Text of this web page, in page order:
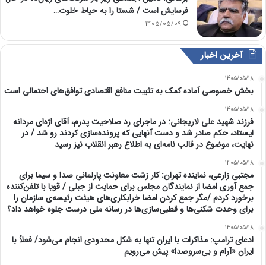
فرسایش است / شستا را به حیاط خلوت…
1405/05/09
آخرین اخبار
1405/05/18
بخش خصوصی آماده کمک به تثبیت منافع اقتصادی توافق‌های احتمالی است
1405/05/18
فرزند شهید علی لاریجانی: در ماجرای رد صلاحیت پدرم، آقای اژه‌ای مردانه
ایستاد، حکم صادر شد و دست آنهایی که پرونده‌سازی کردند رو شد / در
نهایت، موضوع در قالب نامه‌ای به اطلاع رهبر انقلاب نیز رسید
1405/05/18
مجتبی زارعی، نماینده تهران: کار زشت معاونت پارلمانی صدا و سیما برای
جمع آوری امضا از نمایندگان مجلس برای حمایت از جبلی / قویا با تلفن‌کننده
برخورد کردم /مگر جمع کردن امضا خرابکاری‌های هیئت رئیسه‌ی سازمان را
برای وحدت شکنی‌ها و قطبی‌سازی‌ها در رسانه ملی درست جلوه خواهد داد؟
1405/05/18
ادعای ترامپ: مذاکرات با ایران تنها به شکل محدودی انجام می‌شود/ فعلاً با
ایران «آرام و بی‌سروصدا» پیش می‌رویم